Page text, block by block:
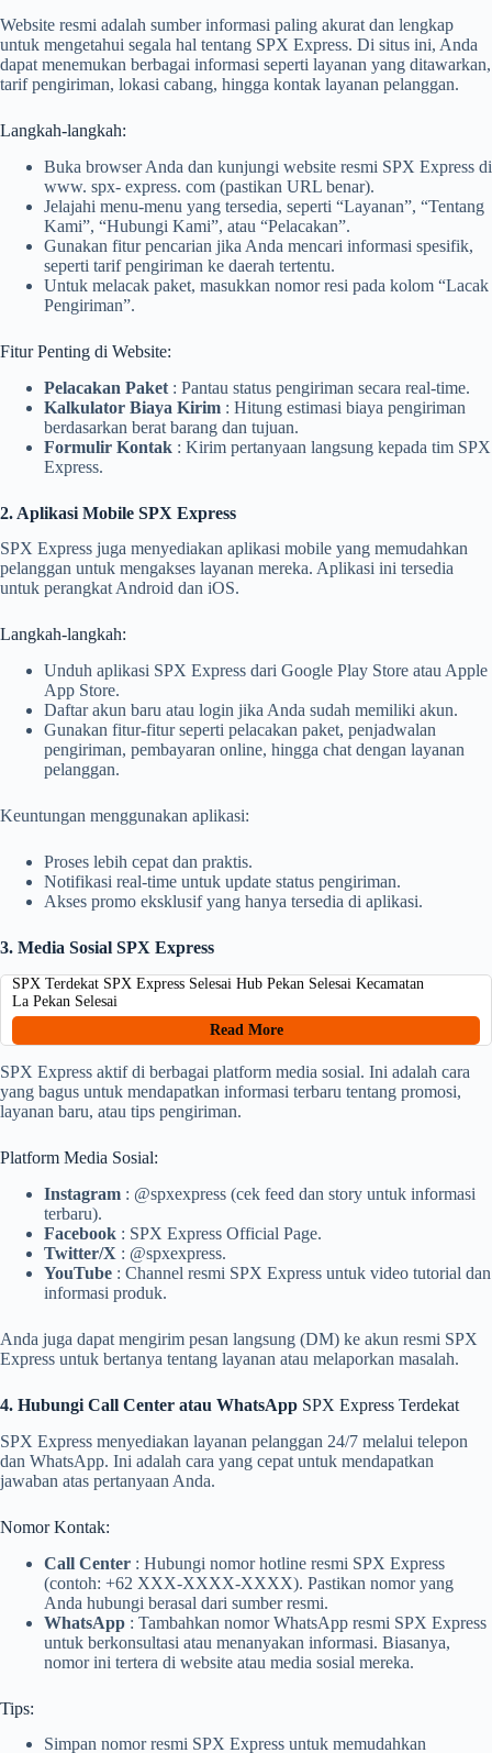
Website resmi adalah sumber informasi paling akurat dan lengkap
untuk mengetahui segala hal tentang SPX Express. Di situs ini, Anda
dapat menemukan berbagai informasi seperti layanan yang ditawarkan,
tarif pengiriman, lokasi cabang, hingga kontak layanan pelanggan.
Langkah-langkah:
Buka browser Anda dan kunjungi website resmi SPX Express di
www. spx- express. com (pastikan URL benar).
Jelajahi menu-menu yang tersedia, seperti “Layanan”, “Tentang
Kami”, “Hubungi Kami”, atau “Pelacakan”.
Gunakan fitur pencarian jika Anda mencari informasi spesifik,
seperti tarif pengiriman ke daerah tertentu.
Untuk melacak paket, masukkan nomor resi pada kolom “Lacak
Pengiriman”.
Fitur Penting di Website:
Pelacakan Paket : Pantau status pengiriman secara real-time.
Kalkulator Biaya Kirim : Hitung estimasi biaya pengiriman
berdasarkan berat barang dan tujuan.
Formulir Kontak : Kirim pertanyaan langsung kepada tim SPX
Express.
2. Aplikasi Mobile SPX Express
SPX Express juga menyediakan aplikasi mobile yang memudahkan
pelanggan untuk mengakses layanan mereka. Aplikasi ini tersedia
untuk perangkat Android dan iOS.
Langkah-langkah:
Unduh aplikasi SPX Express dari Google Play Store atau Apple
App Store.
Daftar akun baru atau login jika Anda sudah memiliki akun.
Gunakan fitur-fitur seperti pelacakan paket, penjadwalan
pengiriman, pembayaran online, hingga chat dengan layanan
pelanggan.
Keuntungan menggunakan aplikasi:
Proses lebih cepat dan praktis.
Notifikasi real-time untuk update status pengiriman.
Akses promo eksklusif yang hanya tersedia di aplikasi.
3. Media Sosial SPX Express
SPX Terdekat SPX Express Selesai Hub Pekan Selesai Kecamatan
La Pekan Selesai
Read More
SPX Express aktif di berbagai platform media sosial. Ini adalah cara
yang bagus untuk mendapatkan informasi terbaru tentang promosi,
layanan baru, atau tips pengiriman.
Platform Media Sosial:
Instagram : @spxexpress (cek feed dan story untuk informasi
terbaru).
Facebook : SPX Express Official Page.
Twitter/X : @spxexpress.
YouTube : Channel resmi SPX Express untuk video tutorial dan
informasi produk.
Anda juga dapat mengirim pesan langsung (DM) ke akun resmi SPX
Express untuk bertanya tentang layanan atau melaporkan masalah.
4. Hubungi Call Center atau WhatsApp SPX Express Terdekat
SPX Express menyediakan layanan pelanggan 24/7 melalui telepon
dan WhatsApp. Ini adalah cara yang cepat untuk mendapatkan
jawaban atas pertanyaan Anda.
Nomor Kontak:
Call Center : Hubungi nomor hotline resmi SPX Express
(contoh: +62 XXX-XXXX-XXXX). Pastikan nomor yang
Anda hubungi berasal dari sumber resmi.
WhatsApp : Tambahkan nomor WhatsApp resmi SPX Express
untuk berkonsultasi atau menanyakan informasi. Biasanya,
nomor ini tertera di website atau media sosial mereka.
Tips:
Simpan nomor resmi SPX Express untuk memudahkan